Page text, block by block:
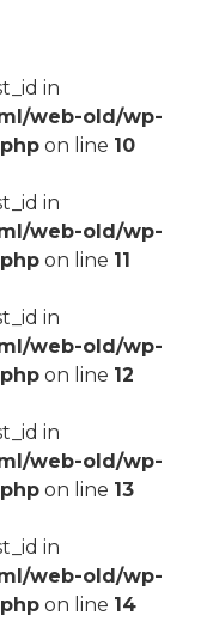
in
web-old/wp-
on line 10
in
web-old/wp-
on line 11
in
web-old/wp-
on line 12
in
web-old/wp-
on line 13
in
web-old/wp-
on line 14